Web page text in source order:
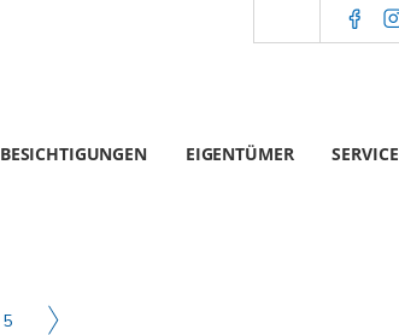
BESICHTIGUNGEN EIGENTÜMER SERVICE
5